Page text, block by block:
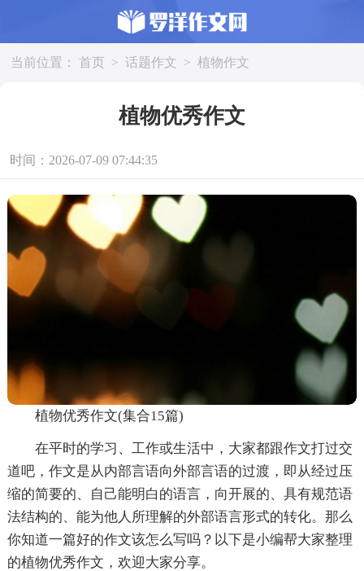
当前位置： 首页 > 话题作文 > 植物作文
植物优秀作文
时间：2026-07-09 07:44:35
植物优秀作文(集合15篇)
在平时的学习、工作或生活中，大家都跟作文打过交
道吧，作文是从内部言语向外部言语的过渡，即从经过压
缩的简要的、自己能明白的语言，向开展的、具有规范语
法结构的、能为他人所理解的外部语言形式的转化。那么
你知道一篇好的作文该怎么写吗？以下是小编帮大家整理
的植物优秀作文，欢迎大家分享。